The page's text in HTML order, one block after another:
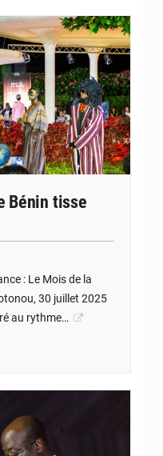
Bénin tisse
: Le Mois de la
30 juillet 2025
au rythme…